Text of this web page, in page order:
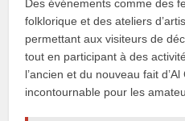
Des événements comme des
folklorique et des ateliers
permettant aux visiteurs de
tout en participant à des
l’ancien et du nouveau fait d’Al
incontournable pour les